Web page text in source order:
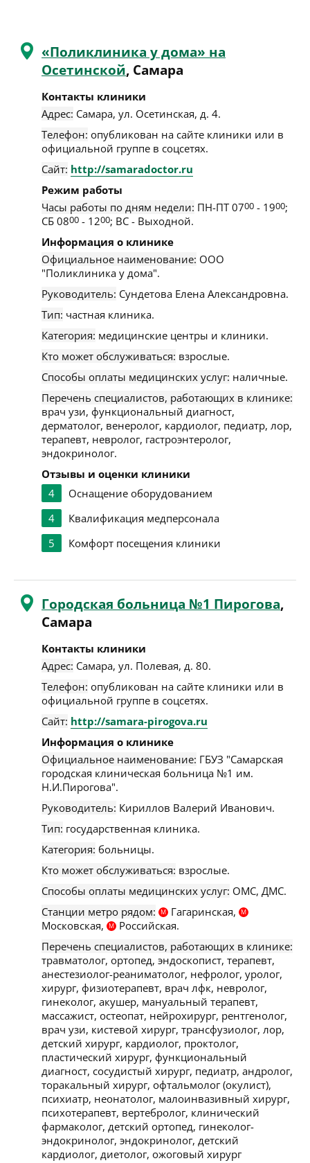
«Поликлиника у дома» на
Осетинской, Самара
Контакты клиники
Адрес: Самара, ул. Осетинская, д. 4.
Телефон: опубликован на сайте клиники или в
официальной группе в соцсетях.
Сайт: http://samaradoctor.ru
Режим работы
Часы работы по дням недели: ПН-ПТ 0700 - 1900;
СБ 0800 - 1200; ВС - Выходной.
Информация о клинике
Официальное наименование: ООО
"Поликлиника у дома".
Руководитель: Сундетова Елена Александровна.
Тип: частная клиника.
Категория: медицинские центры и клиники.
Кто может обслуживаться: взрослые.
Способы оплаты медицинских услуг: наличные.
Перечень специалистов, работающих в клинике:
врач узи, функциональный диагност,
дерматолог, венеролог, кардиолог, педиатр, лор,
терапевт, невролог, гастроэнтеролог,
эндокринолог.
Отзывы и оценки клиники
4
Оснащение оборудованием
4
Квалификация медперсонала
5
Комфорт посещения клиники
Городская больница №1 Пирогова,
Самара
Контакты клиники
Адрес: Самара, ул. Полевая, д. 80.
Телефон: опубликован на сайте клиники или в
официальной группе в соцсетях.
Сайт: http://samara-pirogova.ru
Информация о клинике
Официальное наименование: ГБУЗ "Самарская
городская клиническая больница №1 им.
Н.И.Пирогова".
Руководитель: Кириллов Валерий Иванович.
Тип: государственная клиника.
Категория: больницы.
Кто может обслуживаться: взрослые.
Способы оплаты медицинских услуг: ОМС, ДМС.
Станции метро рядом:
М Гагаринская, М
Московская, М
Российская.
Перечень специалистов, работающих в клинике:
травматолог, ортопед, эндоскопист, терапевт,
анестезиолог-реаниматолог, нефролог, уролог,
хирург, физиотерапевт, врач лфк, невролог,
гинеколог, акушер, мануальный терапевт,
массажист, остеопат, нейрохирург, рентгенолог,
врач узи, кистевой хирург, трансфузиолог, лор,
детский хирург, кардиолог, проктолог,
пластический хирург, функциональный
диагност, сосудистый хирург, педиатр, андролог,
торакальный хирург, офтальмолог (окулист),
психиатр, неонатолог, малоинвазивный хирург,
психотерапевт, вертебролог, клинический
фармаколог, детский ортопед, гинеколог-
эндокринолог, эндокринолог, детский
кардиолог, диетолог, ожоговый хирург